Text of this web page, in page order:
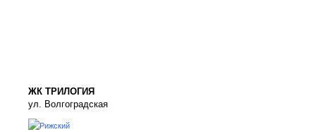
ЖК ТРИЛОГИЯ
ул. Волгоградская